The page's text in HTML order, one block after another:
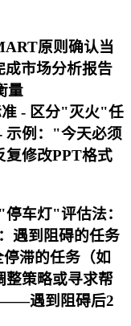
原则确认当
成市场分析报告
量
准 - 区分"灭火"任
示例："今天必须
复修改PPT格式
车灯"评估法：
遇到阻碍的任务
停滞的任务（如
策略或寻求帮
遇到阻碍后2